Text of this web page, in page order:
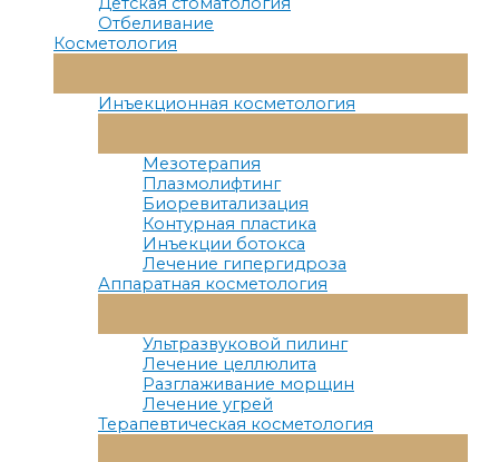
Отбеливание
Косметология
Меню
Инъекционная косметология
Меню
Мезотерапия
Плазмолифтинг
Биоревитализация
Контурная пластика
Инъекции ботокса
Лечение гипергидроза
Аппаратная косметология
Меню
Ультразвуковой пилинг
Лечение целлюлита
Разглаживание морщин
Лечение угрей
Терапевтическая косметология